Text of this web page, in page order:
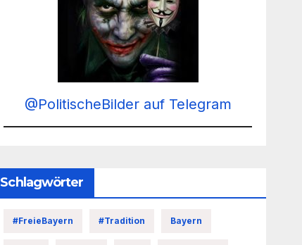
@PolitischeBilder auf Telegram
Schlagwörter
#FreieBayern #Tradition Bayern